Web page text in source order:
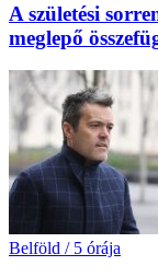
A születési
meglepő
Belföld / 5 órája